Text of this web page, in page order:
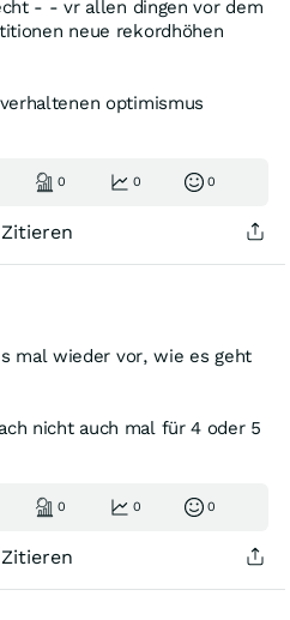
- - vr allen dingen vor dem
neue rekordhöhen
optimismus
0 0 0
Zitieren
mal wieder vor, wie es geht
nicht auch mal für 4 oder 5
0 0 0
Zitieren